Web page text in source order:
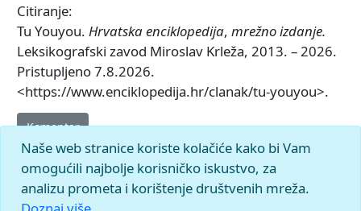
Citiranje:
Tu Youyou. Hrvatska enciklopedija, mrežno izdanje.
Leksikografski zavod Miroslav Krleža, 2013. – 2026.
Pristupljeno 7.8.2026.
<https://www.enciklopedija.hr/clanak/tu-youyou>.
Komentar
Naše web stranice koriste kolačiće kako bi Vam
omogućili najbolje korisničko iskustvo, za
analizu prometa i korištenje društvenih mreža.